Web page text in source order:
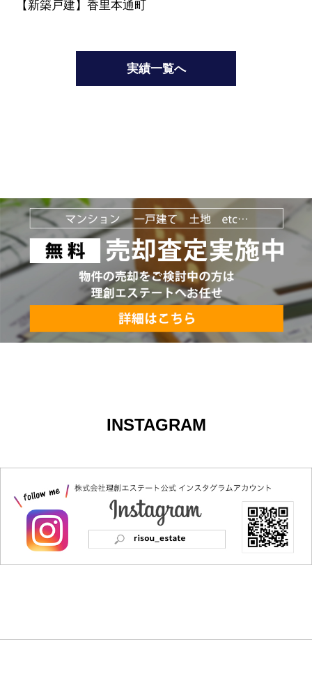
【新築戸建】香里本通町
実績一覧へ
INSTAGRAM